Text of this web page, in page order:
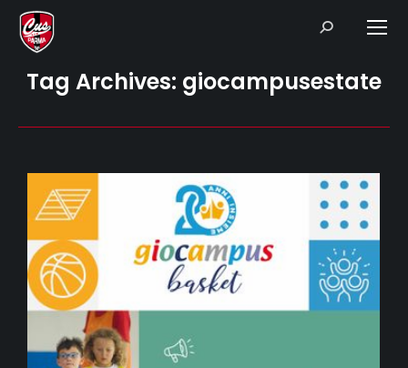
Search:
Tag Archives: giocampusestate